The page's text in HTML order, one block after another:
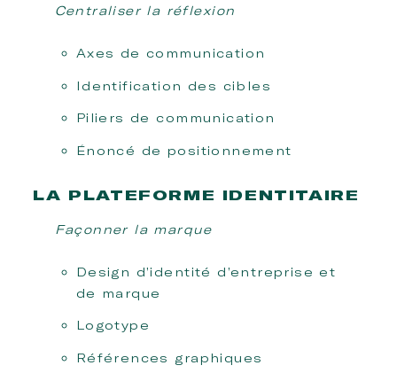
Centraliser la réflexion
Axes de communication
Identification des cibles
Piliers de communication
Énoncé de positionnement
LA PLATEFORME IDENTITAIRE
Façonner la marque
Design d’identité d’entreprise et
de marque
Logotype
Références graphiques